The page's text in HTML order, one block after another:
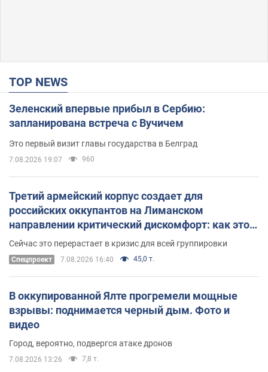
TOP NEWS
Зеленский впервые прибыл в Сербию:
запланирована встреча с Вучичем
Это первый визит главы государства в Белград
7.08.2026 19:07 960
Третий армейский корпус создает для
российских оккупантов на Лиманском
направлении критический дискомфорт: как это
удалось
Сейчас это перерастает в кризис для всей группировки
Спецпроект 7.08.2026 16:40 45,0 т.
В оккупированной Ялте прогремели мощные
взрывы: поднимается черный дым. Фото и
видео
Город, вероятно, подвергся атаке дронов
7.08.2026 13:26 7,8 т.